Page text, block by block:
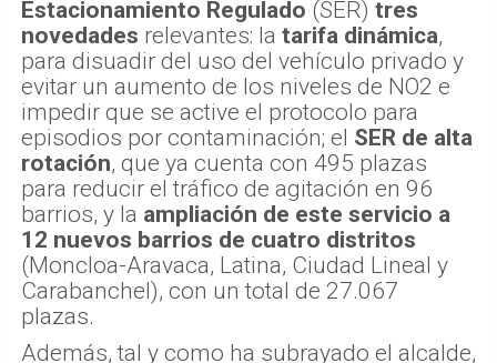
Estacionamiento Regulado (SER) tres
novedades relevantes: la tarifa dinámica,
para disuadir del uso del vehículo privado y
evitar un aumento de los niveles de NO2 e
impedir que se active el protocolo para
episodios por contaminación; el SER de alta
rotación, que ya cuenta con 495 plazas
para reducir el tráfico de agitación en 96
barrios, y la ampliación de este servicio a
12 nuevos barrios de cuatro distritos
(Moncloa-Aravaca, Latina, Ciudad Lineal y
Carabanchel), con un total de 27.067
plazas.
Además, tal y como ha subrayado el alcalde,